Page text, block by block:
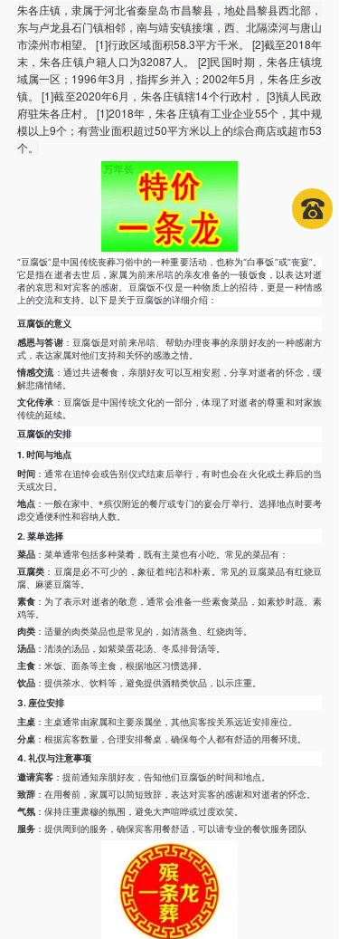
朱各庄镇，隶属于河北省秦皇岛市昌黎县，地处昌黎县西北部，
东与卢龙县石门镇相邻，南与靖安镇接壤，西、北隔滦河与唐山
市滦州市相望。 [1]行政区域面积58.3平方千米。 [2]截至2018年
末，朱各庄镇户籍人口为32087人。 [2]民国时期，朱各庄镇境
域属一区；1996年3月，指挥乡并入；2002年5月，朱各庄乡改
镇。 [1]截至2020年6月，朱各庄镇辖14个行政村， [3]镇人民政
府驻朱各庄村。 [1]2018年，朱各庄镇有工业企业55个，其中规
模以上9个；有营业面积超过50平方米以上的综合商店或超市53
个。
“豆腐饭”是中国传统丧葬习俗中的一种重要活动，也称为“白事饭”或“丧宴”。
它是指在逝者去世后，家属为前来吊唁的亲友准备的一顿饭食，以表达对逝
者的哀思和对宾客的感谢。豆腐饭不仅是一种物质上的招待，更是一种情感
上的交流和支持。以下是关于豆腐饭的详细介绍：
豆腐饭的意义
感恩与答谢：豆腐饭是对前来吊唁、帮助办理丧事的亲朋好友的一种感谢方
式，表达家属对他们支持和关怀的感激之情。
情感交流 ：通过共进餐食，亲朋好友可以互相安慰，分享对逝者的怀念，缓
解悲痛情绪。
文化传承 ：豆腐饭是中国传统文化的一部分，体现了对逝者的尊重和对家族
传统的延续。
豆腐饭的安排
1. 时间与地点
时间 ：通常在追悼会或告别仪式结束后举行，有时也会在火化或土葬后的当
天或次日。
地点：一般在家中、*殡仪附近的餐厅或专门的宴会厅举行。选择地点时要考
虑交通便利性和容纳人数。
2. 菜单选择
菜品：菜单通常包括多种菜肴，既有主菜也有小吃。常见的菜品有：
豆腐类 ：豆腐是必不可少的，象征着纯洁和朴素。常见的豆腐菜品有红烧豆
腐、麻婆豆腐等。
素食 ：为了表示对逝者的敬意，通常会准备一些素食菜品，如素炒时蔬、素
鸡等。
肉类：适量的肉类菜品也是常见的，如清蒸鱼、红烧肉等。
汤品：清淡的汤品，如紫菜蛋花汤、冬瓜排骨汤等。
主食：米饭、面条等主食，根据地区习惯选择。
饮品：提供茶水、饮料等，避免提供酒精类饮品，以示庄重。
3. 座位安排
主桌：主桌通常由家属和主要亲属坐，其他宾客按关系远近安排座位。
分桌：根据宾客数量，合理安排餐桌，确保每个人都有舒适的用餐环境。
4. 礼仪与注意事项
邀请宾客：提前通知亲朋好友，告知他们豆腐饭的时间和地点。
致辞：在用餐前，家属可以简短致辞，表达对宾客的感谢和对逝者的怀念。
气氛：保持庄重肃穆的氛围，避免大声喧哗或过度欢笑。
服务：提供周到的服务，确保宾客用餐舒适，可以请专业的餐饮服务团队